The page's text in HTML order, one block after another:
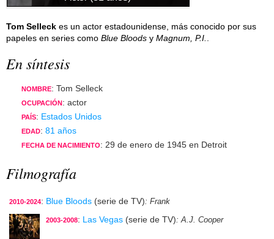
Tom Selleck es un actor estadounidense, más conocido por sus
papeles en series como Blue Bloods y Magnum, P.I.
En síntesis
NOMBRE: Tom Selleck
OCUPACIÓN : actor
PAÍS: Estados Unidos
EDAD: 81 años
FECHA DE NACIMIENTO: 29 de enero de 1945 en Detroit
Filmografía
2010-2024: Blue Bloods (serie de TV): Frank
2003-2008: Las Vegas (serie de TV): A.J. Cooper